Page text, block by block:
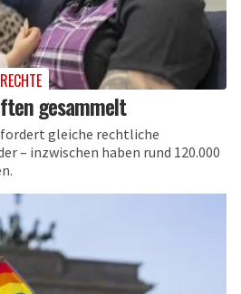
gesammelt
fordert gleiche rechtliche
– inzwischen haben rund 120.000